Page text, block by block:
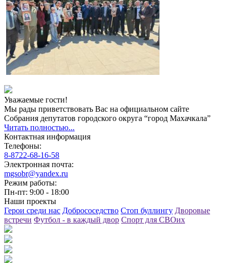
Уважаемые гости!
Мы рады приветствовать Вас на официальном сайте
Собрания депутатов городского округа “город Махачкала”
Читать полностью...
Контактная информация
Телефоны:
8-8722-68-16-58
Электронная почта:
mgsobr@yandex.ru
Режим работы:
Пн-пт: 9:00 - 18:00
Наши проекты
Герои среди нас Добрососедство Стоп буллингу Дворовые
встречи Футбол - в каждый двор Спорт для СВОих